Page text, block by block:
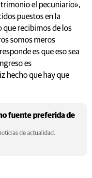
el pecuniario»,
puestos en la
que recibimos de los
somos meros
es que eso sea
es
hecho que hay que
fuente preferida de
de actualidad.